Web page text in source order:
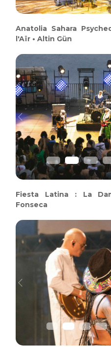
Anatolia Sahara
l'Aïr • Altin Gün
Previous
Fiesta Latina : La
Fonseca
Previous